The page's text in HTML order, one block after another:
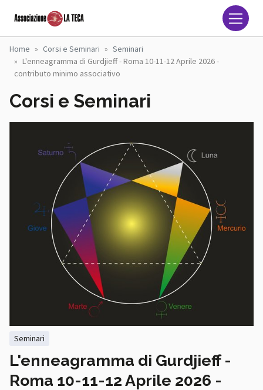
Associazione La Teca
Home Corsi e Seminari
Seminari
L'enneagramma di Gurdjieff - Roma 10-11-12 Aprile 2026 -
contributo minimo associativo
Corsi e Seminari
seminari
L'enneagramma di Gurdjieff -
Roma 10-11-12 Aprile 2026 -